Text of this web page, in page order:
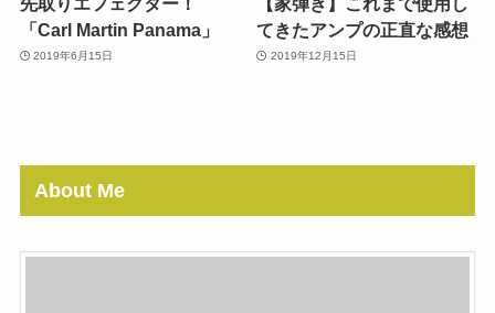
「Carl Martin Panama」
2019年6月15日
てきたアンプの正直な感想
2019年12月15日
About Me